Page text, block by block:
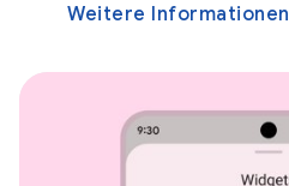
Weitere Informationen